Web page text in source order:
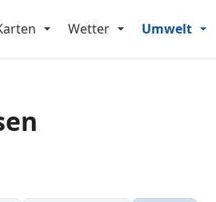
Wetter Umwelt